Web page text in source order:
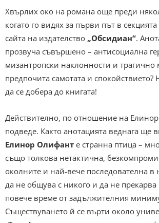
Хвърлих око на романа още преди
когато го видях за първи път в
сайта на издателство „Обсидиан“.
прозвуча съвършено – антисоциална
мизантропски наклонности и трагично
предпочита самотата и
да се добера до книгата!
Действително, по отношение на
подведе. Както анотацията веднага ще
Елинор Олифант е странна птица –
също толкова нетактична,
околните и най-вече последователна в
да не общува с никого и да не
повече време от задължителния
Съществуването й се върти около